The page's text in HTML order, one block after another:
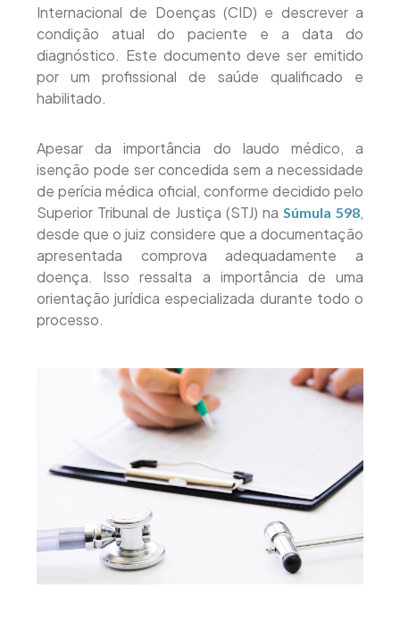
Internacional de Doenças (CID) e descrever a
condição atual do paciente e a data do
diagnóstico. Este documento deve ser emitido
por um profissional de saúde qualificado e
habilitado.
Apesar da importância do laudo médico, a
isenção pode ser concedida sem a necessidade
de perícia médica oficial, conforme decidido pelo
Superior Tribunal de Justiça (STJ) na Súmula 598,
desde que o juiz considere que a documentação
apresentada comprova adequadamente a
doença. Isso ressalta a importância de uma
orientação jurídica especializada durante todo o
processo.